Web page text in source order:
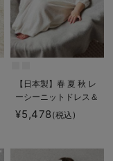
【日本製】春 夏 秋 レ
ーシーニットドレス＆
帽子セット
¥5,478(税込)